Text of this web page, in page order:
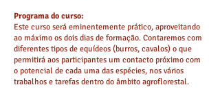
Programa do curso:
Este curso será eminentemente prático, aproveitando
ao máximo os dois dias de formação. Contaremos com
diferentes tipos de equídeos (burros, cavalos) o que
permitirá aos participantes um contacto próximo com
o potencial de cada uma das espécies, nos vários
trabalhos e tarefas dentro do âmbito agroflorestal.